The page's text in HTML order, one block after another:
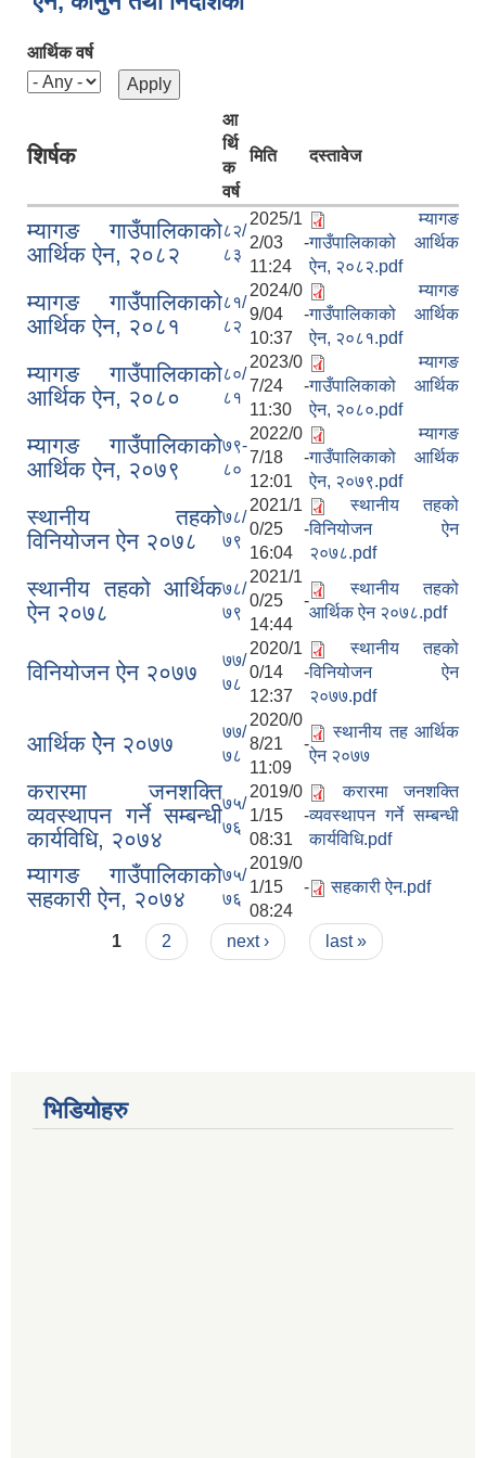
आर्थिक वर्ष
शिर्षक
आ
र्थि
क
वर्ष
मिति दस्तावेज
म्यागङ गाउँपालिकाको
आर्थिक ऐन, २०८२
८२/
८३
2025/1
2/03 -
11:24
म्यागङ
गाउँपालिकाको आर्थिक
ऐन, २०८२.pdf
म्यागङ गाउँपालिकाको
आर्थिक ऐन, २०८१
८१/
८२
2024/0
9/04 -
10:37
म्यागङ
गाउँपालिकाको आर्थिक
ऐन, २०८१.pdf
म्यागङ गाउँपालिकाको
आर्थिक ऐन, २०८०
८०/
८१
2023/0
7/24 -
11:30
म्यागङ
गाउँपालिकाको आर्थिक
ऐन, २०८०.pdf
म्यागङ गाउँपालिकाको
आर्थिक ऐन, २०७९
७९-
८०
2022/0
7/18 -
12:01
म्यागङ
गाउँपालिकाको आर्थिक
ऐन, २०७९.pdf
स्थानीय तहको
विनियोजन ऐन २०७८
७८/
७९
2021/1
0/25 -
16:04
स्थानीय तहको
विनियोजन ऐन
२०७८.pdf
स्थानीय तहको आर्थिक
ऐन २०७८
७८/
७९
2021/1
0/25 -
14:44
स्थानीय तहको
आर्थिक ऐन २०७८.pdf
विनियोजन ऐन २०७७
७७/
७८
2020/1
0/14 -
12:37
स्थानीय तहको
विनियोजन ऐन
२०७७.pdf
आर्थिक ऐेन २०७७
७७/
७८
2020/0
8/21 -
11:09
स्थानीय तह आर्थिक
ऐन २०७७
करारमा जनशक्ति
व्यवस्थापन गर्ने सम्बन्धी
कार्यविधि, २०७४
७५/
७६
2019/0
1/15 -
08:31
करारमा जनशक्ति
व्यवस्थापन गर्ने सम्बन्धी
कार्यविधि.pdf
म्यागङ गाउँपालिकाको
सहकारी ऐन, २०७४
७५/
७६
2019/0
1/15 -
08:24
सहकारी ऐन.pdf
Pages
1 2 next › last »
भिडियोहरु